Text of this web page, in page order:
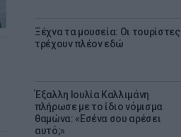
Ξέχνα τα μουσεία: Οι τουρίστες
τρέχουν πλέον εδώ
Έξαλλη Ιουλία Καλλιμάνη
πλήρωσε με το ίδιο νόμισμα
θαμώνα: «Εσένα σου αρέσει
αυτό;»